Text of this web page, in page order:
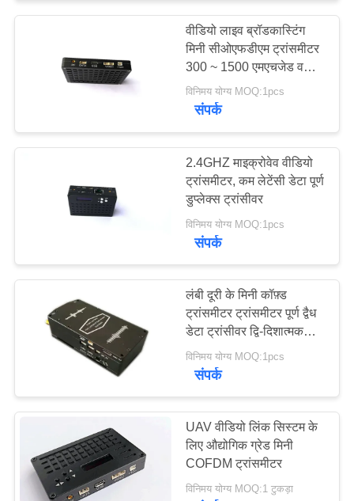
वीडियो लाइव ब्रॉडकास्टिंग
मिनी सीओएफडीएम ट्रांसमीटर
300 ~ 1500 एमएचजेड वर्किंग
फ्रीक्वेंसी के साथ
विनिमय योग्य MOQ:1pcs
संपर्क
2.4GHZ माइक्रोवेव वीडियो
ट्रांसमीटर, कम लेटेंसी डेटा पूर्ण
डुप्लेक्स ट्रांसीवर
विनिमय योग्य MOQ:1pcs
संपर्क
लंबी दूरी के मिनी कॉफ़्ड
ट्रांसमीटर ट्रांसमीटर पूर्ण द्वैध
डेटा ट्रांसीवर द्वि-दिशात्मक
ऑडियो
विनिमय योग्य MOQ:1pcs
संपर्क
UAV वीडियो लिंक सिस्टम के
लिए औद्योगिक ग्रेड मिनी
COFDM ट्रांसमीटर
विनिमय योग्य MOQ:1 टुकड़ा